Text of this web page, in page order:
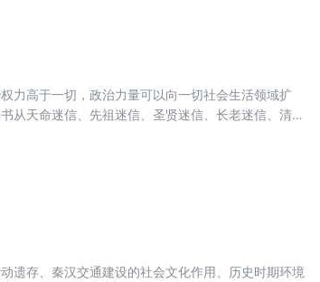
力高于一切，政治力量可以向一切社会生活领域扩
从天命迷信、先祖迷信、圣贤迷信、长老迷信、清官
遗存、秦汉交通建设的社会文化作用、历史时期环境